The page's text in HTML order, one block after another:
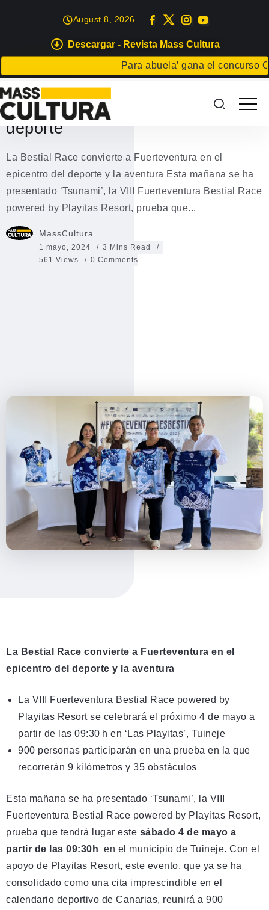
Descargar - Revista Mass Cultura
Para abuela’ gana el concurso
August 8, 2026
FUERTEVENTURA
La Bestial Race convierte a
Fuerteventura en el epicentro del
deporte
La Bestial Race convierte a Fuerteventura en el
epicentro del deporte y la aventura Esta mañana se ha
presentado ‘Tsunami’, la VIII Fuerteventura Bestial Race
powered by Playitas Resort, prueba que...
MassCultura
1 mayo, 2024
3 Mins Read
561 Views
0 Comments
La Bestial Race convierte a Fuerteventura en el
epicentro del deporte y la aventura
La VIII Fuerteventura Bestial Race powered by
Playitas Resort se celebrará el próximo 4 de mayo a
partir de las 09:30 h en ‘Las Playitas’, Tuineje
900 personas participarán en una prueba en la que
recorrerán 9 kilómetros y 35 obstáculos
Esta mañana se ha presentado ‘Tsunami’, la VIII
Fuerteventura Bestial Race powered by Playitas Resort,
prueba que tendrá lugar este sábado 4 de mayo a
partir de las 09:30h en el municipio de Tuineje. Con el
apoyo de Playitas Resort, este evento, que ya se ha
consolidado como una cita imprescindible en el
calendario deportivo de Canarias, reunirá a 900